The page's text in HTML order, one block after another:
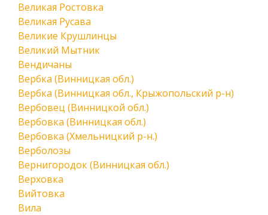
Великая Ростовка
Великая Русава
Великие Крушлинцы
Великий Мытник
Вендичаны
Вербка (Винницкая обл.)
Вербка (Винницкая обл., Крыжопольский р-н)
Вербовец (Винницкой обл.)
Вербовка (Винницкая обл.)
Вербовка (Хмельницкий р-н.)
Верболозы
Вернигородок (Винницкая обл.)
Верховка
Вийтовка
Вила